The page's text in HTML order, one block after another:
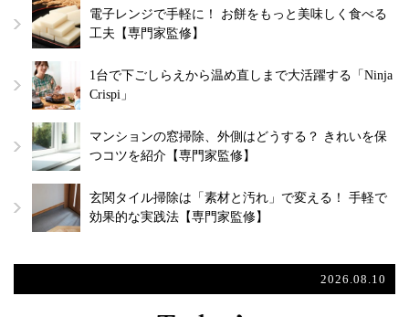
電子レンジで手軽に！ お餅をもっと美味しく食べる
工夫【専門家監修】
1台で下ごしらえから温め直しまで大活躍する「Ninja
Crispi」
マンションの窓掃除、外側はどうする？ きれいを保
つコツを紹介【専門家監修】
玄関タイル掃除は「素材と汚れ」で変える！ 手軽で
効果的な実践法【専門家監修】
2026.08.10